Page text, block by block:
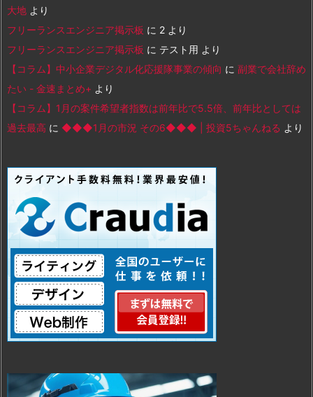
大地 より
フリーランスエンジニア掲示板 に 2 より
フリーランスエンジニア掲示板 に テスト用 より
【コラム】中小企業デジタル化応援隊事業の傾向 に 副業で会社辞め
たい - 金速まとめ+ より
【コラム】1月の案件希望者指数は前年比で5.5倍、前年比としては
過去最高 に ◆◆◆1月の市況 その6◆◆◆ | 投資5ちゃんねる より